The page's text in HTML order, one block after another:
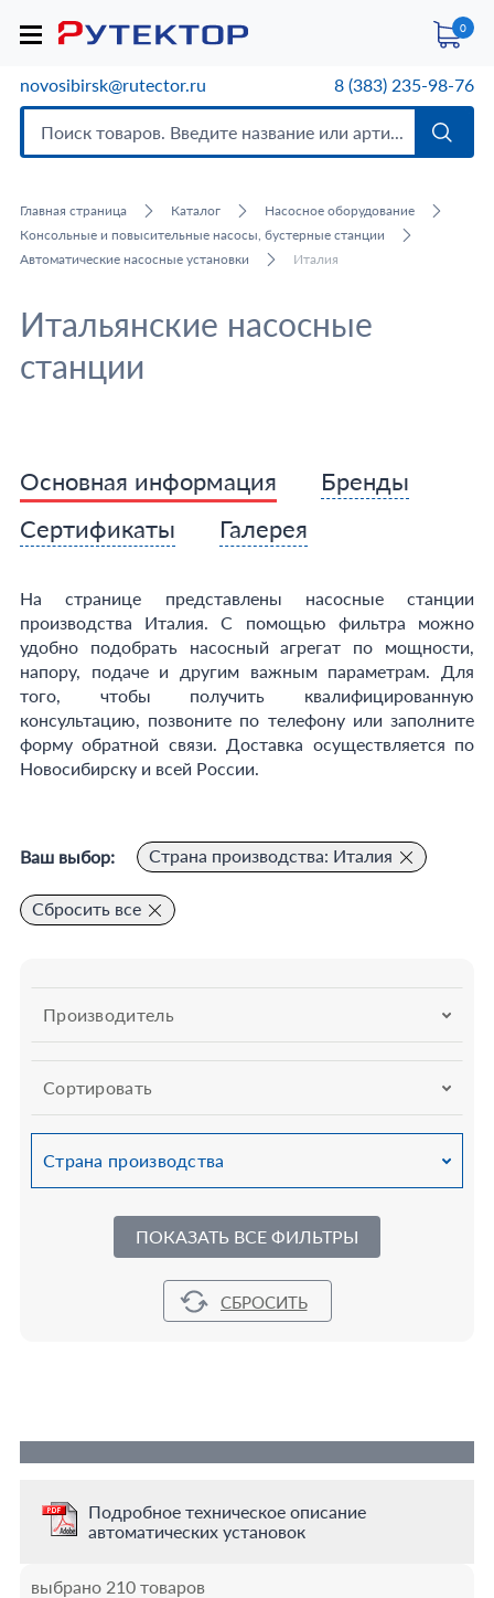
0
novosibirsk@rutector.ru 8 (383) 235-98-76
Главная страница Каталог
Насосное оборудование
Консольные и повысительные насосы, бустерные станции
Автоматические насосные установки
Италия
Итальянские насосные
станции
Основная информация
Бренды
Сертификаты
Галерея
На странице представлены насосные станции
производства Италия. С помощью фильтра можно
удобно подобрать насосный агрегат по мощности,
напору, подаче и другим важным параметрам. Для
того, чтобы получить квалифицированную
консультацию, позвоните по телефону или заполните
форму обратной связи. Доставка осуществляется по
Новосибирску и всей России.
Ваш выбор: Страна производства: Италия
Сбросить все
Сортировать
Производитель
Страна производства
ПОКАЗАТЬ ВСЕ ФИЛЬТРЫ
Подробное техническое описание
автоматических установок
выбрано 210 товаров